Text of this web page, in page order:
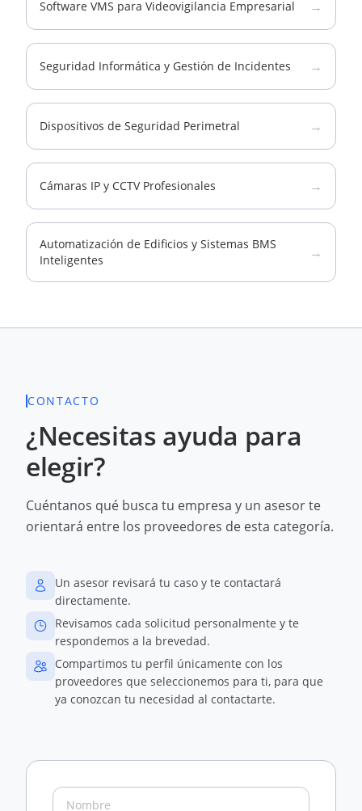
Software VMS para Videovigilancia Empresarial →
Seguridad Informática y Gestión de Incidentes →
Dispositivos de Seguridad Perimetral →
Cámaras IP y CCTV Profesionales →
Automatización de Edificios y Sistemas BMS
Inteligentes
→
CONTACTO
¿Necesitas ayuda para
elegir?
Cuéntanos qué busca tu empresa y un asesor te
orientará entre los proveedores de esta categoría.
Un asesor revisará tu caso y te contactará
directamente.
Revisamos cada solicitud personalmente y te
respondemos a la brevedad.
Compartimos tu perfil únicamente con los
proveedores que seleccionemos para ti, para que
ya conozcan tu necesidad al contactarte.